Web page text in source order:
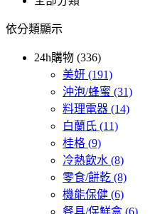
依分類顯示
24h購物 (336)
美妍 (191)
沖泡/蜂蜜 (31)
料理電器 (14)
白蘭氏 (11)
桂格 (9)
冷熱飲水 (8)
零食/餅乾 (8)
機能保健 (6)
餐具/保鮮盒 (6)